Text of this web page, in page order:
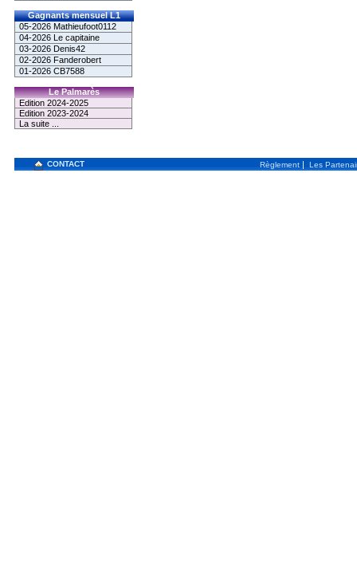
Gagnants mensuel L1
05-2026 Mathieufoot0112
04-2026 Le capitaine
03-2026 Denis42
02-2026 Fanderobert
01-2026 CB7588
Le Palmarès
Edition 2024-2025
Edition 2023-2024
La suite ...
CONTACT Règlement | Les